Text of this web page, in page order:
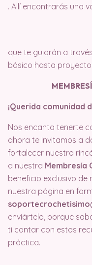
. Allí encontrarás una
que te guiarán a
básico hasta
¡Querida comunidad
Nos encanta tenerte
ahora te invitamos a
fortalecer nuestro
a nuestra Membresía
beneficio exclusivo
nuestra página en
enviártelo, porque
ti contar con estos
práctica.